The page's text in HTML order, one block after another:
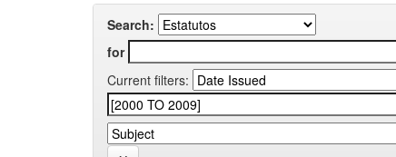
Search:
for
Current filters: